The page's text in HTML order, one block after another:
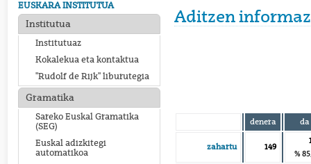
EUSKARA INSTITUTUA
Institutua
Institutuaz
Kokalekua eta kontaktua
"Rudolf de Rijk" liburutegia
Gramatika
Sareko Euskal Gramatika
(SEG)
Euskal adizkitegi
automatikoa
Aditzen
denera da
zahartu 149
%